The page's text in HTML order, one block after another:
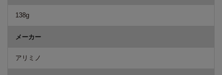
138g
メーカー
アリミノ